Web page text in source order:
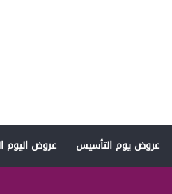
عروض يوم التأسيس عروض اليوم